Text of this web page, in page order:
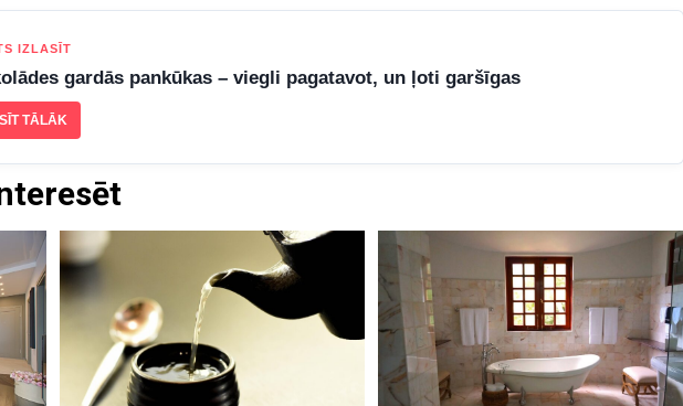
IZLASĪT
gardās pankūkas – viegli pagatavot, un ļoti garšīgas
TĀLĀK